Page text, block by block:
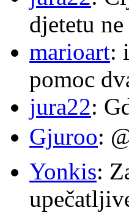
djetetu
marioart:
pomoc
jura22:
Gjuroo:
Yonkis: